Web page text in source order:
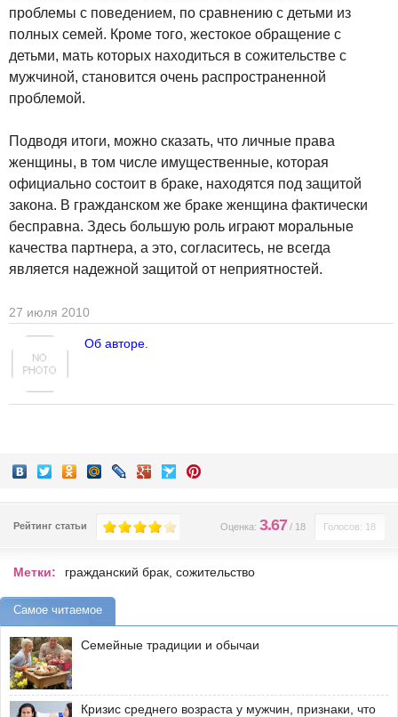
проблемы с поведением, по сравнению с детьми из
полных семей. Кроме того, жестокое обращение с
детьми, мать которых находиться в сожительстве с
мужчиной, становится очень распространенной
проблемой.
Подводя итоги, можно сказать, что личные права
женщины, в том числе имущественные, которая
официально состоит в браке, находятся под защитой
закона. В гражданском же браке женщина фактически
бесправна. Здесь большую роль играют моральные
качества партнера, а это, согласитесь, не всегда
является надежной защитой от неприятностей.
27 июля 2010
Об авторе.
Рейтинг статьи Голосов: 18
Оценка: 3.67 / 18
Метки: гражданский брак сожительство
Самое читаемое
Семейные традиции и обычаи
Кризис среднего возраста у мужчин, признаки, что